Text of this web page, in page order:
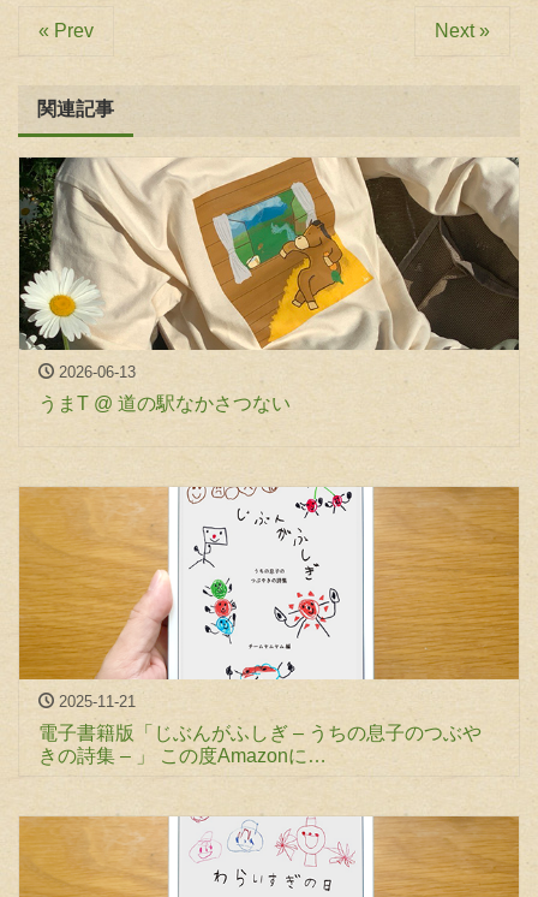
« Prev Next »
関連記事
2026-06-13
うまT @ 道の駅なかさつない
2025-11-21
電子書籍版「じぶんがふしぎ – うちの息子のつぶや
きの詩集 – 」 この度Amazonに…